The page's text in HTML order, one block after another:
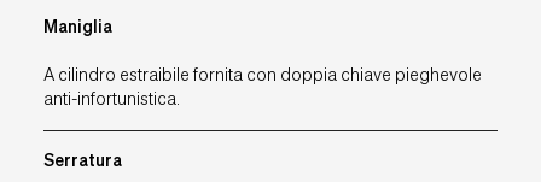
Maniglia
A cilindro estraibile fornita con doppia chiave pieghevole
anti-infortunistica.
Serratura